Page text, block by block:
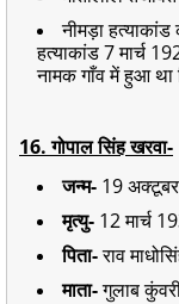
नीमड़ा
हत्याकांड 7 मार्च
नामक गाँव में हुआ था
16. गोपाल सिंह खरवा-
जन्म- 19
मृत्यु- 12 मार्च
पिता-राव
माता-गुलाब